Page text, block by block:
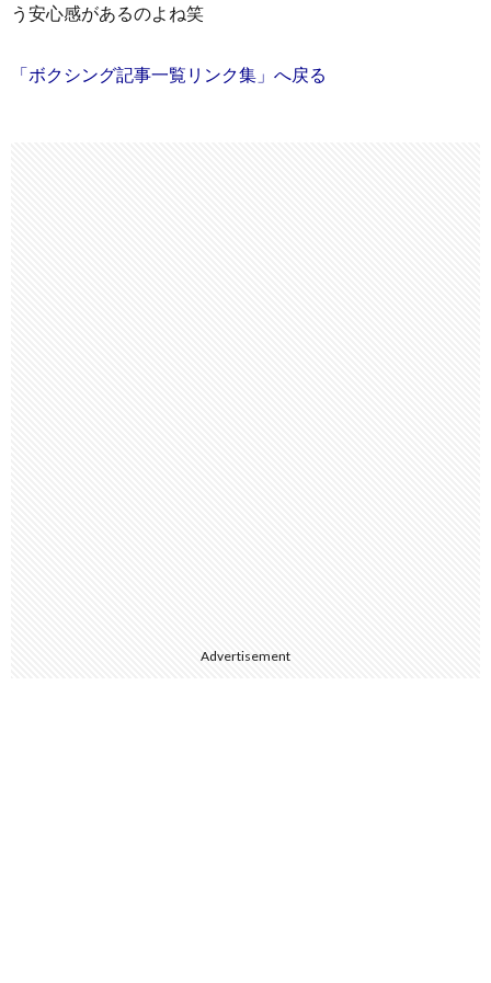
う安心感があるのよね笑
「ボクシング記事一覧リンク集」へ戻る
Advertisement